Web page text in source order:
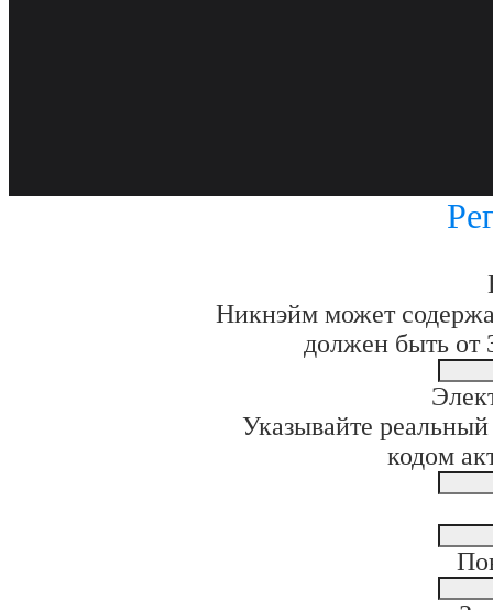
Никнэйм может
должен быть от
Указывайте
кодом